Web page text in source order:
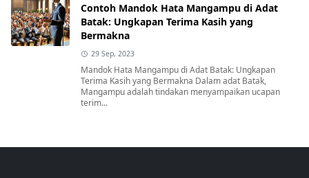
Contoh Mandok Hata Mangampu di Adat
Batak: Ungkapan Terima Kasih yang
Bermakna
29 Sep, 2023
Mandok Hata Mangampu di Adat Batak: Ungkapan
Terima Kasih yang Bermakna Dalam adat Batak,
Mangampu adalah tindakan menyampaikan ucapan
terim...